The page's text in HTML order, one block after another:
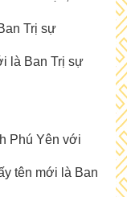
Trị sự
là Ban Trị sự
Phú Yên với
tên mới là Ban